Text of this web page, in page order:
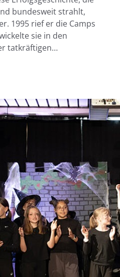
bundesweit strahlt,
1995 rief er die Camps
sie in den
tatkräftigen…